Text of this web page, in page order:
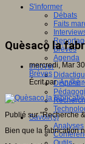
S'informer
Débats
Faits
Brèves
Agenda
Innover
Savoir(s)
Analyses
Quèsaco la
mercredi, Mar
Brèves
Écrit parAn@é
Publié sur "Recherche
Bien que la fabrication